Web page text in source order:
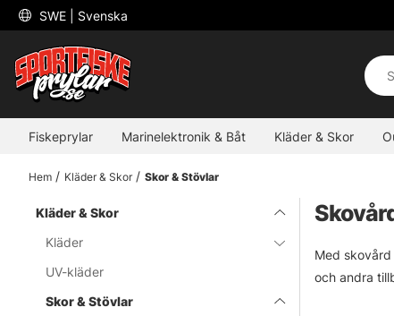
SWE | Svenska
Fiskeprylar Marinelektronik & Båt Kläder & Skor
Hem Kläder & Skor Skor & Stövlar
Kläder & Skor
Kläder
UV-kläder
Skor & Stövlar
Med
och andra